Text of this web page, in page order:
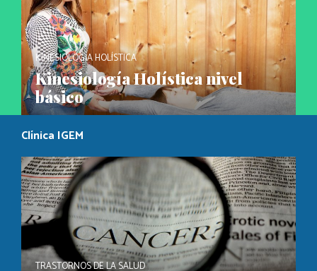
KINESIOLOGÍA HOLÍSTICA
Kinesiología Holística nivel
básico
Clínica IGEM
TRASTORNOS DE LA SALUD